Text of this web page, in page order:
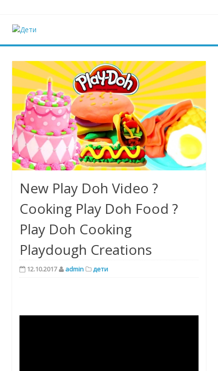
Дети
New Play Doh Video ?
Cooking Play Doh Food ?
Play Doh Cooking
Playdough Creations
12.10.2017 admin дети